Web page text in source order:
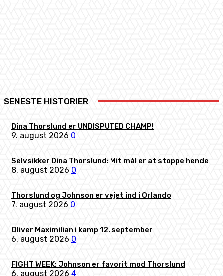
SENESTE HISTORIER
Dina Thorslund er UNDISPUTED CHAMP!
9. august 2026 0
Selvsikker Dina Thorslund: Mit mål er at stoppe hende
8. august 2026 0
Thorslund og Johnson er vejet ind i Orlando
7. august 2026 0
Oliver Maximilian i kamp 12. september
6. august 2026 0
FIGHT WEEK: Johnson er favorit mod Thorslund
6. august 2026 4